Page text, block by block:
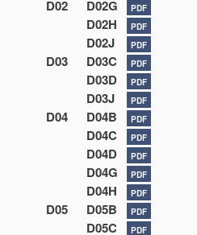
D02 D02G PDF
D02H PDF
D02J PDF
D03 D03C PDF
D03D PDF
D03J PDF
D04 D04B PDF
D04C PDF
D04D PDF
D04G PDF
D04H PDF
D05 D05B PDF
D05C PDF